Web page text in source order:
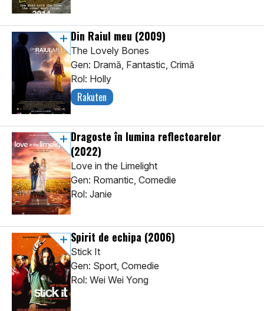
Din Raiul meu (2009)
The Lovely Bones
Gen: Dramă, Fantastic, Crimă
Rol: Holly
Rakuten
Dragoste în lumina reflectoarelor
(2022)
Love in the Limelight
Gen: Romantic, Comedie
Rol: Janie
Spirit de echipa (2006)
Stick It
Gen: Sport, Comedie
Rol: Wei Wei Yong